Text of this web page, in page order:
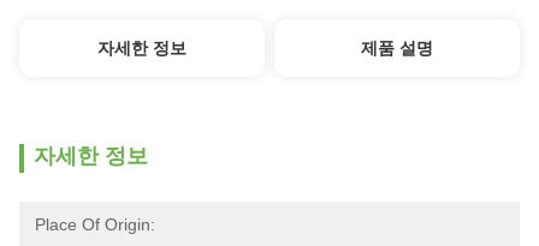
자세한 정보 제품 설명
자세한 정보
Place Of Origin: